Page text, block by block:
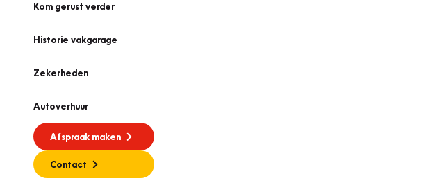
Kom gerust verder
Historie vakgarage
Zekerheden
Autoverhuur
Afspraak maken
Contact